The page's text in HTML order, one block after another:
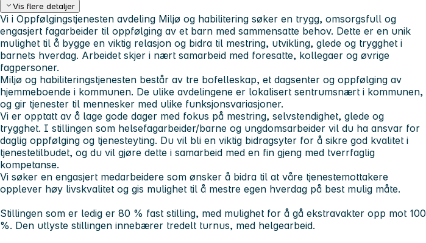
Vis flere detaljer
Vi i Oppfølgingstjenesten avdeling Miljø og habilitering søker en trygg, omsorgsfull og
engasjert fagarbeider til oppfølging av et barn med sammensatte behov. Dette er en unik
mulighet til å bygge en viktig relasjon og bidra til mestring, utvikling, glede og trygghet i
barnets hverdag. Arbeidet skjer i nært samarbeid med foresatte, kollegaer og øvrige
fagpersoner.
Miljø og habiliteringstjenesten består av tre bofelleskap, et dagsenter og oppfølging av
hjemmeboende i kommunen. De ulike avdelingene er lokalisert sentrumsnært i kommunen,
og gir tjenester til mennesker med ulike funksjonsvariasjoner.
Vi er opptatt av å lage gode dager med fokus på mestring, selvstendighet, glede og
trygghet. I stillingen som helsefagarbeider/barne og ungdomsarbeider vil du ha ansvar for
daglig oppfølging og tjenesteyting. Du vil bli en viktig bidragsyter for å sikre god kvalitet i
tjenestetilbudet, og du vil gjøre dette i samarbeid med en fin gjeng med tverrfaglig
kompetanse.
Vi søker en engasjert medarbeidere som ønsker å bidra til at våre tjenestemottakere
opplever høy livskvalitet og gis mulighet til å mestre egen hverdag på best mulig måte.
Stillingen som er ledig er 80 % fast stilling, med mulighet for å gå ekstravakter opp mot 100
%. Den utlyste stillingen innebærer tredelt turnus, med helgearbeid.